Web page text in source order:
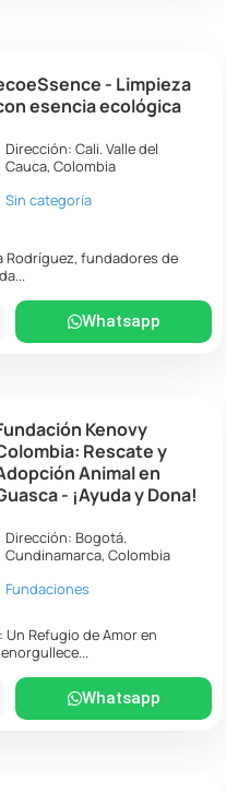
- Limpieza
esencia ecológica
Dirección:Cali.Valle del
Cauca,Colombia
Sin categoría
Rodríguez, fundadores de
Whatsapp
Kenovy
Rescate y
Animal en
- ¡Ayuda y Dona!
Dirección: Bogotá.
Cundinamarca,Colombia
Fundaciones
Refugio de Amor en
Whatsapp